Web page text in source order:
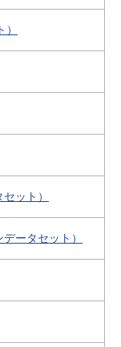
ット）
ータセット）